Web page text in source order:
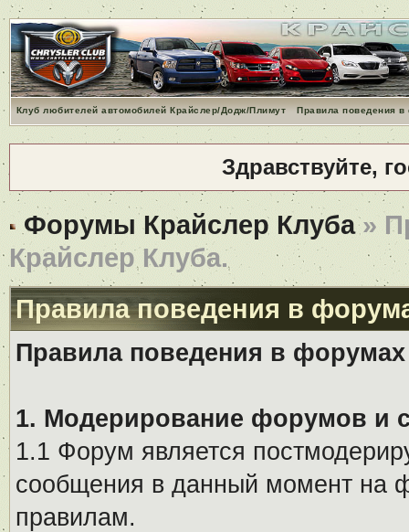
Клуб любителей автомобилей Крайслер/Додж/Плимут Правила поведения
Здравствуйте,
Форумы Крайслер Клуба»
Крайслер Клуба.
Правила поведения в
Правила поведения в
1. Модерирование форумов и
1.1 Форум является
сообщения в данный момент на
правилам.